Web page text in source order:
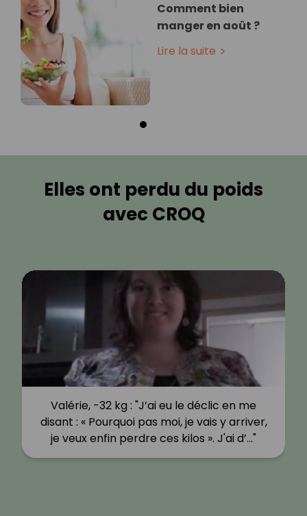
Comment bien
manger en août ?
Lire la suite
Elles ont perdu du poids
avec CROQ
Valérie, -32 kg : "J’ai eu le déclic en me
disant : « Pourquoi pas moi, je vais y arriver,
je veux enfin perdre ces kilos ». J'ai d’…"